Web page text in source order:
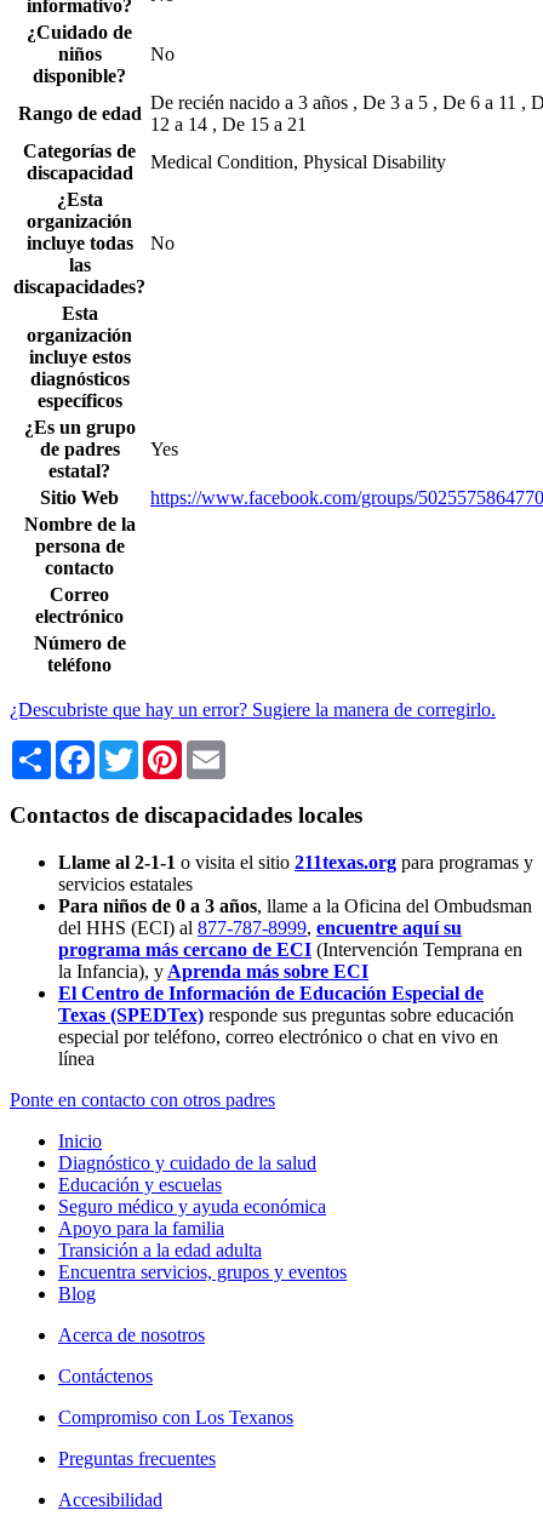
informativo?
¿Cuidado de
niños
disponible?
No
Rango de edad
De recién nacido a 3 años , De 3 a 5 , De 6 a 11 ,
12 a 14 , De 15 a 21
Categorías de
discapacidad
Medical Condition, Physical Disability
¿Esta
organización
incluye todas
las
discapacidades?
No
Esta
organización
incluye estos
diagnósticos
específicos
¿Es un grupo
de padres
estatal?
Yes
Sitio Web
https://www.facebook.com/groups/
Nombre de la
persona de
contacto
Correo
electrónico
Número de
teléfono
¿Descubriste que hay un error? Sugiere la manera de corregirlo.
Share Facebook
TwitterPinterest
Contactos de discapacidades locales
Llame al 2-1-1 o visita el sitio 211texas.org para programas y
servicios estatales
Para niños de 0 a 3 años, llame a la Oficina del Ombudsman
del HHS (ECI) al 877-787-8999, encuentre aquí su
programa más cercano de ECI (Intervención Temprana en
la Infancia), y Aprenda más sobre ECI
El Centro de Información de Educación Especial de
Texas (SPEDTex) responde sus preguntas sobre educación
especial por teléfono, correo electrónico o chat en vivo en
línea
Ponte en contacto con otros padres
Inicio
Diagnóstico y cuidado de la salud
Educación y escuelas
Seguro médico y ayuda económica
Apoyo para la familia
Transición a la edad adulta
Encuentra servicios, grupos y eventos
Blog
Acerca de nosotros
Contáctenos
Compromiso con Los Texanos
Preguntas frecuentes
Accesibilidad